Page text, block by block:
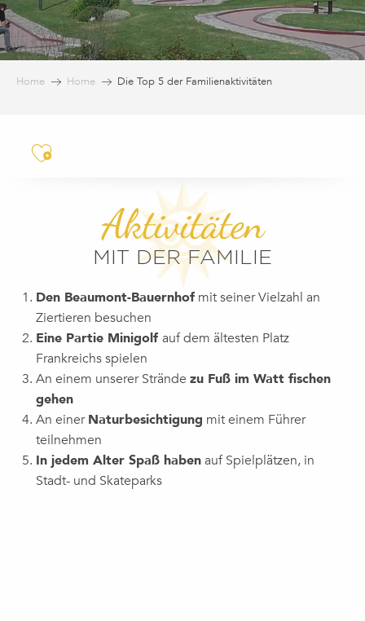
Home Home Die Top 5 der Familienaktivitäten
Ajouter aux favoris
Aktivitäten
MIT DER FAMILIE
Den Beaumont-Bauernhof mit seiner Vielzahl an
Ziertieren besuchen
Eine Partie Minigolf auf dem ältesten Platz
Frankreichs spielen
An einem unserer Strände zu Fuß im Watt fischen
gehen
An einerNaturbesichtigung mit einem Führer
teilnehmen
In jedem Alter Spaß habenauf Spielplätzen, in
Stadt- und Skateparks